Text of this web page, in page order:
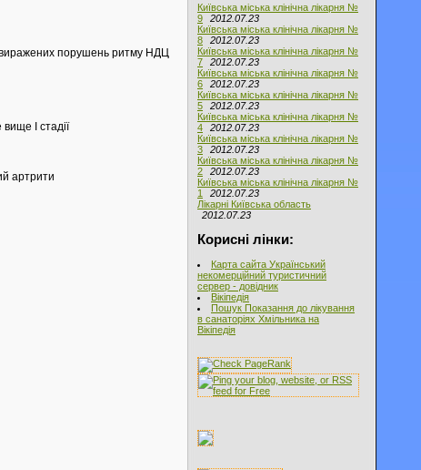
Київська міська клінічна лікарня №
9
2012.07.23
Київська міська клінічна лікарня №
8
2012.07.23
Київська міська клінічна лікарня №
7
2012.07.23
Київська міська клінічна лікарня №
6
2012.07.23
Київська міська клінічна лікарня №
5
2012.07.23
Київська міська клінічна лікарня №
4
2012.07.23
Київська міська клінічна лікарня №
3
2012.07.23
Київська міська клінічна лікарня №
2
2012.07.23
Київська міська клінічна лікарня №
1
2012.07.23
Лікарні Київська область
2012.07.23
Корисні лінки:
Карта сайта Український
некомерційний туристичний
сервер - довідник
Вікіпедія
Пошук Показання до лікування
в санаторіях Хмільника на
Вікіпедія
виражених порушень ритму НДЦ
I стадії
артрити